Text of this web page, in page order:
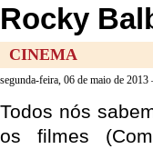
Rocky
CINEMA
segunda-feira, 06 de maio de 2013
Todos nós
os filmes